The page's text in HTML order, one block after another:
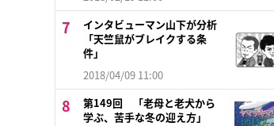
インタビューマン山下が分析
「天竺鼠がブレイクする条
件」
2018/04/09 11:00
第149回 「老母と老犬から
学ぶ、苦手な冬の迎え方」